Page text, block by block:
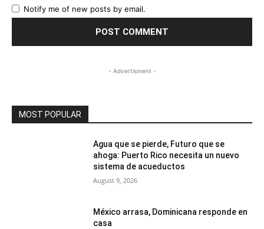
Notify me of new posts by email.
- Advertisment -
MOST POPULAR
Agua que se pierde, Futuro que se
ahoga: Puerto Rico necesita un nuevo
sistema de acueductos
August 9, 2026
México arrasa, Dominicana responde en
casa